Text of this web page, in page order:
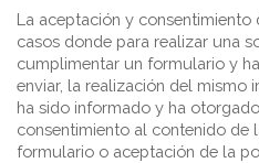
La aceptación y consentimiento
casos donde para realizar una
cumplimentar un formulario y
enviar, la realización del mismo
ha sido informado y ha
consentimiento al contenido de
formulario o aceptación de la